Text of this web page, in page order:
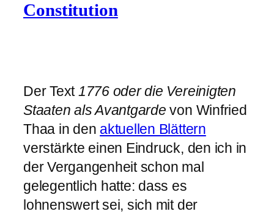
Constitution
Der Text 1776 oder die Vereinigten
Staaten als Avantgarde von Winfried
Thaa in den aktuellen Blättern
verstärkte einen Eindruck, den ich in
der Vergangenheit schon mal
gelegentlich hatte: dass es
lohnenswert sei, sich mit der